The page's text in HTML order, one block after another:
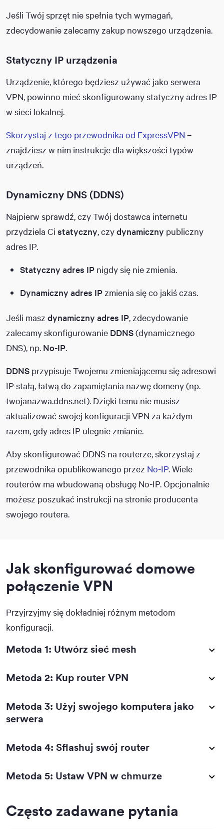
Jeśli Twój sprzęt nie spełnia tych wymagań,
zdecydowanie zalecamy zakup nowszego urządzenia.
Statyczny IP urządzenia
Urządzenie, którego będziesz używać jako serwera
VPN, powinno mieć skonfigurowany statyczny adres IP
w sieci lokalnej.
Skorzystaj z tego przewodnika od ExpressVPN –
znajdziesz w nim instrukcje dla większości typów
urządzeń.
Dynamiczny DNS (DDNS)
Najpierw sprawdź, czy Twój dostawca internetu
przydziela Ci statyczny, czydynamiczny publiczny
adres IP.
Statyczny adres IP nigdy się nie zmienia.
Dynamiczny adres IPzmienia się co jakiś czas.
Jeśli masz dynamiczny adres IP, zdecydowanie
zalecamy skonfigurowanie DDNS(dynamicznego
DNS), np. No-IP.
DDNS przypisuje Twojemu zmieniającemu się adresowi
IP stałą, łatwą do zapamiętania nazwę domeny (np.
twojanazwa.ddns.net). Dzięki temu nie musisz
aktualizować swojej konfiguracji VPN za każdym
razem, gdy adres IP ulegnie zmianie.
Aby skonfigurować DDNS na routerze, skorzystaj z
przewodnika opublikowanego przez No-IP. Wiele
routerów ma wbudowaną obsługę No-IP. Opcjonalnie
możesz poszukać instrukcji na stronie producenta
swojego routera.
Jak skonfigurować domowe
połączenie VPN
Przyjrzyjmy się dokładniej różnym metodom
konfiguracji.
Metoda 1: Utwórz sieć mesh
Metoda 2: Kup router VPN
Metoda 3: Użyj swojego komputera jako
serwera
Metoda 4: Sflashuj swój router
Metoda 5: Ustaw VPN w chmurze
Często zadawane pytania